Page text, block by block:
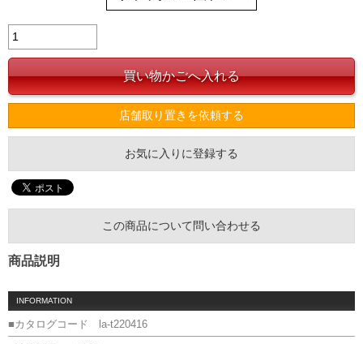
店舗取り置きを依頼する
お気に入りに登録する
この商品について問い合わせる
商品説明
INFORMATION
■カタログコード la-t220416